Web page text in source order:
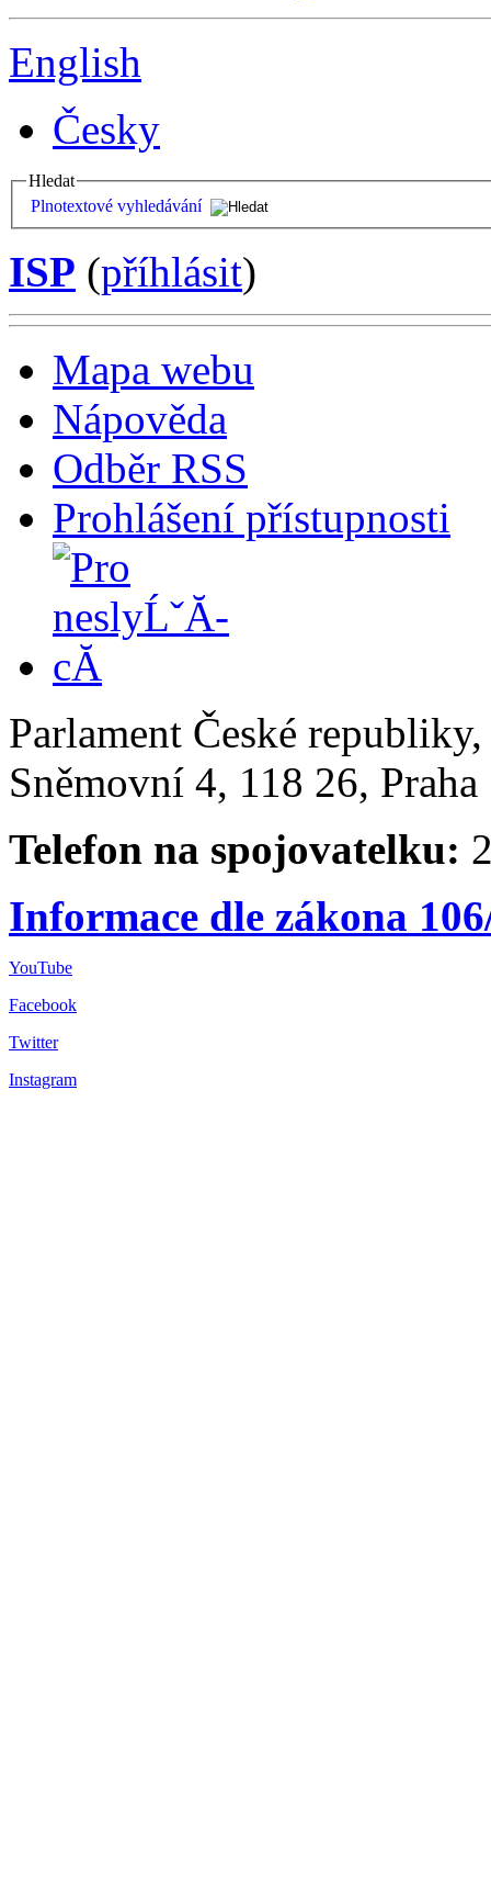
English
Česky
Hledat
Plnotextové vyhledávání
ISP (příhlásit)
Mapa webu
Nápověda
Odběr RSS
Prohlášení přístupnosti
Parlament České
Sněmovní 4, 118 26,
Telefon na spojovatelku:
Informace dle zákona
YouTube
Facebook
Twitter
Instagram